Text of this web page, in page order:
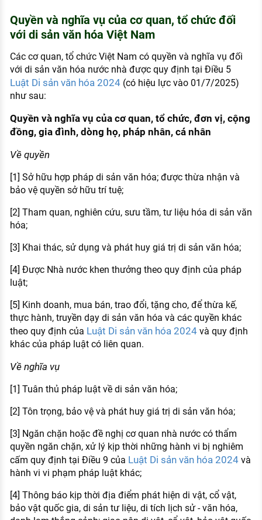
Quyền và nghĩa vụ của cơ quan, tổ chức đối
với di sản văn hóa Việt Nam
Các cơ quan, tổ chức Việt Nam có quyền và nghĩa vụ đối
với di sản văn hóa nước nhà được quy định tại Điều 5
Luật Di sản văn hóa 2024(có hiệu lực vào 01/7/2025)
như sau:
Quyền và nghĩa vụ của cơ quan, tổ chức, đơn vị, cộng
đồng, gia đình, dòng họ, pháp nhân, cá nhân
Về quyền
[1] Sở hữu hợp pháp di sản văn hóa; được thừa nhận và
bảo vệ quyền sở hữu trí tuệ;
[2] Tham quan, nghiên cứu, sưu tầm, tư liệu hóa di sản văn
hóa;
[3] Khai thác, sử dụng và phát huy giá trị di sản văn hóa;
[4] Được Nhà nước khen thưởng theo quy định của pháp
luật;
[5] Kinh doanh, mua bán, trao đổi, tặng cho, để thừa kế,
thực hành, truyền dạy di sản văn hóa và các quyền khác
theo quy định của Luật Di sản văn hóa 2024và quy định
khác của pháp luật có liên quan.
Về nghĩa vụ
[1] Tuân thủ pháp luật về di sản văn hóa;
[2] Tôn trọng, bảo vệ và phát huy giá trị di sản văn hóa;
[3] Ngăn chặn hoặc đề nghị cơ quan nhà nước có thẩm
quyền ngăn chặn, xử lý kịp thời những hành vi bị nghiêm
cấm quy định tại Điều 9 của Luật Di sản văn hóa 2024và
hành vi vi phạm pháp luật khác;
[4] Thông báo kịp thời địa điểm phát hiện di vật, cổ vật,
bảo vật quốc gia, di sản tư liệu, di tích lịch sử - văn hóa,